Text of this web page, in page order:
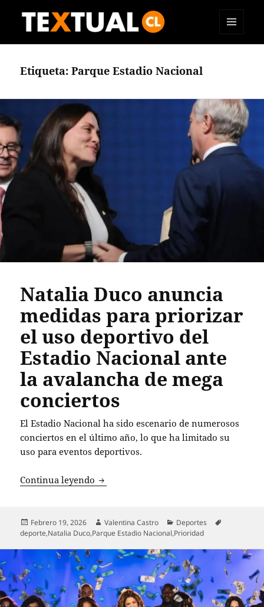
Etiqueta:Parque Estadio Nacional
Natalia Duco anuncia
medidas para priorizar
el uso deportivo del
Estadio Nacional ante
la avalancha de mega
conciertos
El Estadio Nacional ha sido escenario de numerosos
conciertos en el último año, lo que ha limitado su
uso para eventos deportivos.
Continua leyendo Natalia Duco anuncia medidas para
Publicado
el
Febrero 19, 2026 Autor
Valentina Castro Categorías
Deportes
deporte,Natalia Duco,Parque Estadio Nacional,Prioridad